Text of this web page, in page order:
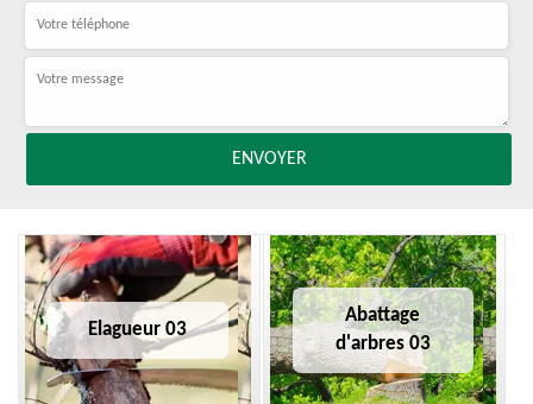
Elagueur 03
Abattage
d'arbres 03